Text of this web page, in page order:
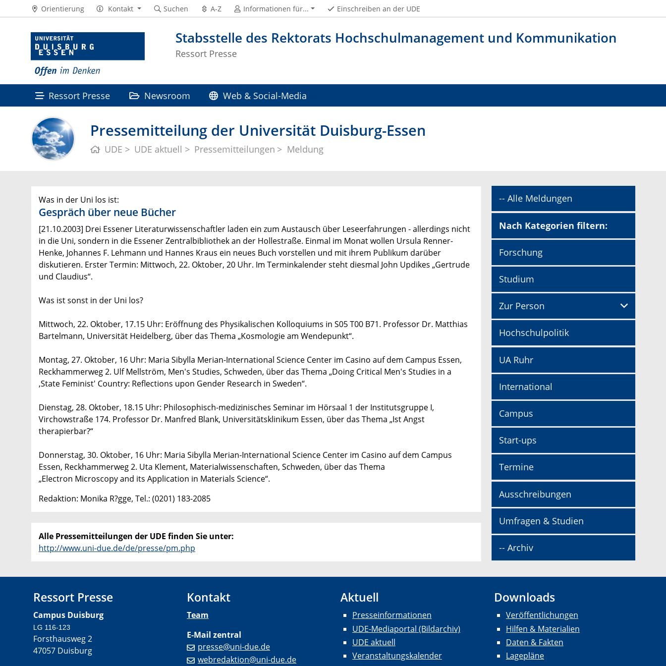
Stabsstelle des Rektorats Hochschulmanagement und Kommunikation
Ressort Presse
Orientierung Kontakt Suchen A-Z Informationen für... Einschreiben an der UDE
Ressort Presse Newsroom Web & Social-Media
Pressemitteilung der Universität Duisburg-Essen
UDE UDE aktuell Pressemitteilungen Meldung
Was in der Uni los ist:
Gespräch über neue Bücher
[21.10.2003] Drei Essener Literaturwissenschaftler laden ein zum Austausch über Leseerfahrungen - allerdings nicht
in die Uni, sondern in die Essener Zentralbibliothek an der Hollestraße. Einmal im Monat wollen Ursula Renner-
Henke, Johannes F. Lehmann und Hannes Kraus ein neues Buch vorstellen und mit ihrem Publikum darüber
diskutieren. Erster Termin: Mittwoch, 22. Oktober, 20 Uhr. Im Terminkalender steht diesmal John Updikes „Gertrude
und Claudius“.
Was ist sonst in der Uni los?
Mittwoch, 22. Oktober, 17.15 Uhr: Eröffnung des Physikalischen Kolloquiums in S05 T00 B71. Professor Dr. Matthias
Bartelmann, Universität Heidelberg, über das Thema „Kosmologie am Wendepunkt“.
Montag, 27. Oktober, 16 Uhr: Maria Sibylla Merian-International Science Center im Casino auf dem Campus Essen,
Reckhammerweg 2. Ulf Mellström, Men's Studies, Schweden, über das Thema „Doing Critical Men's Studies in a
‚State Feminist' Country: Reflections upon Gender Research in Sweden“.
Dienstag, 28. Oktober, 18.15 Uhr: Philosophisch-medizinisches Seminar im Hörsaal 1 der Institutsgruppe I,
Virchowstraße 174. Professor Dr. Manfred Blank, Universitätsklinikum Essen, über das Thema „Ist Angst
therapierbar?“
Donnerstag, 30. Oktober, 16 Uhr: Maria Sibylla Merian-International Science Center im Casino auf dem Campus
Essen, Reckhammerweg 2. Uta Klement, Materialwissenschaften, Schweden, über das Thema
„Electron Microscopy and its Application in Materials Science“.
Redaktion: Monika R?gge, Tel.: (0201) 183-2085
Alle Pressemitteilungen der UDE finden Sie unter:
http://www.uni-due.de/de/presse/pm.php
-- Alle Meldungen
Nach Kategorien filtern:
Forschung
Studium
Zur Person
Hochschulpolitik
UA Ruhr
International
Campus
Start-ups
Termine
Ausschreibungen
Umfragen & Studien
-- Archiv
Ressort Presse
Campus Duisburg
LG 116-123
Forsthausweg 2
47057 Duisburg
Kontakt
Team
E-Mail zentral
presse@uni-due.de
webredaktion@uni-due.de
Aktuell
Presseinformationen
UDE-Mediaportal (Bildarchiv)
UDE aktuell
Veranstaltungskalender
Downloads
Veröffentlichungen
Hilfen & Materialien
Daten & Fakten
Lagepläne